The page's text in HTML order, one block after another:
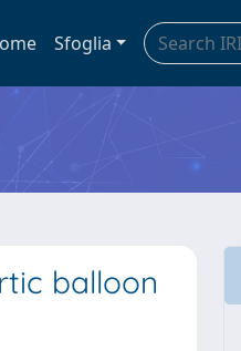
Sfoglia
balloon